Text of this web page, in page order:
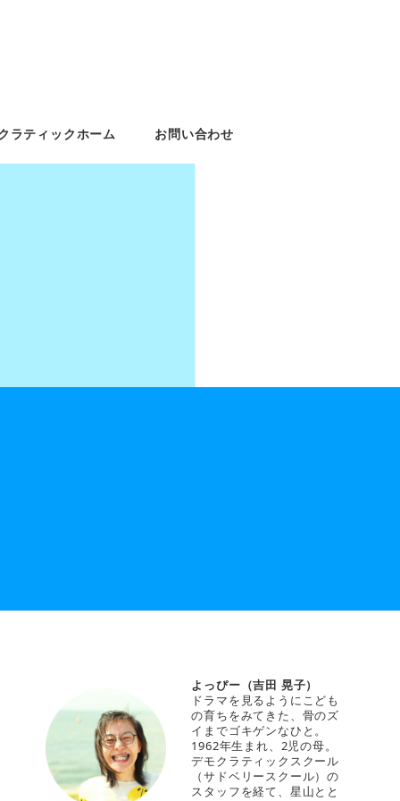
ラティックホーム お問い合わせ
よっぴー（吉田 晃子）
ドラマを見るようにこども
の育ちをみてきた、骨のズ
イまでゴキゲンなひと。
1962年生まれ、2児の母。
デモクラティックスクール
（サドベリースクール）の
スタッフを経て、星山とと